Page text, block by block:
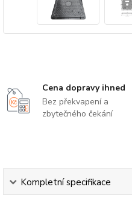
Cena dopravy ihned
Bez překvapení a
zbytečného čekání
Kompletní specifikace